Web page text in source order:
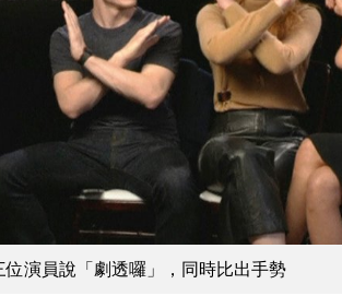
位演員說「劇透囉」，同時比出手勢